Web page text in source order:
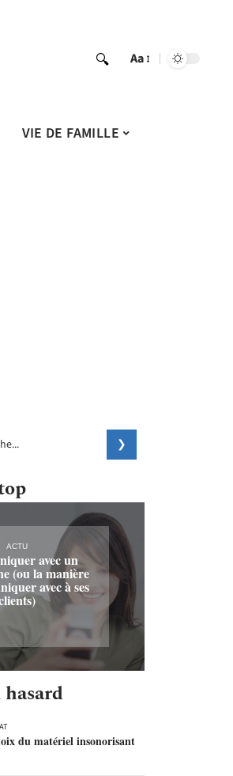
Aa
VIE DE FAMILLE
ACTU
avec un
(ou la manière
avec à ses
du matériel insonorisant